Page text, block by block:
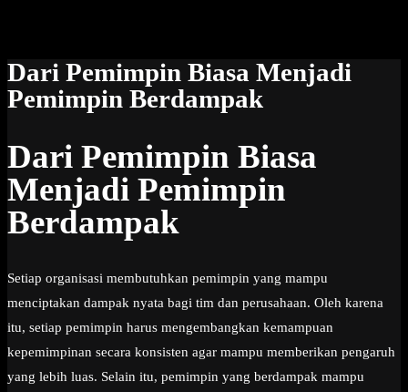
Dari Pemimpin Biasa Menjadi
Pemimpin Berdampak
Dari Pemimpin Biasa
Menjadi Pemimpin
Berdampak
Setiap organisasi membutuhkan pemimpin yang mampu
menciptakan dampak nyata bagi tim dan perusahaan. Oleh karena
itu, setiap pemimpin harus mengembangkan kemampuan
kepemimpinan secara konsisten agar mampu memberikan pengaruh
yang lebih luas. Selain itu, pemimpin yang berdampak mampu